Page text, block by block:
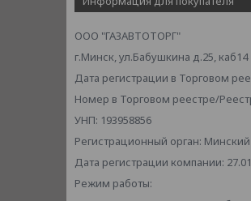
ООО "ГАЗАВТОТОРГ"
г.Минск, ул.Бабушкина д.25, каб14
Дата регистрации в Торговом
Номер в Торговом реестре/
УНП: 193958856
Регистрационный орган:
Дата регистрации компании:
Режим работы: